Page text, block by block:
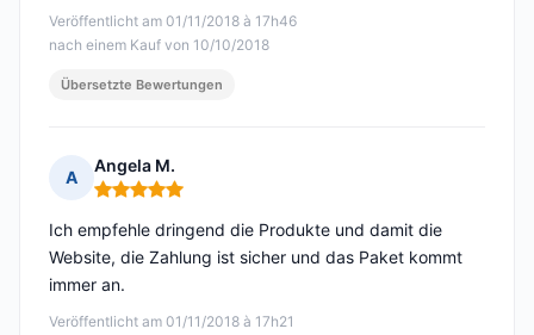
Veröffentlicht am 01/11/2018 à 17h46
nach einem Kauf von 10/10/2018
Übersetzte Bewertungen
A
Angela M.
Hinweis: 5 von 5
Veröffentlicht am 01/11/2018 à 17h21
Ich empfehle dringend die Produkte und damit die
Website, die Zahlung ist sicher und das Paket kommt
immer an.